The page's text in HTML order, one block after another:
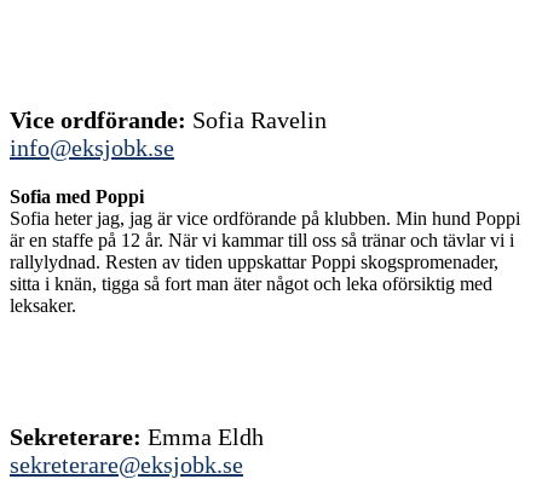
Vice ordförande: Sofia Ravelin
info@eksjobk.se
Sofia med Poppi
Sofia heter jag, jag är vice ordförande på klubben. Min hund Poppi
är en staffe på 12 år. När vi kammar till oss så tränar och tävlar vi i
rallylydnad. Resten av tiden uppskattar Poppi skogspromenader,
sitta i knän, tigga så fort man äter något och leka oförsiktig med
leksaker.
Sekreterare: Emma Eldh
sekreterare@eksjobk.se